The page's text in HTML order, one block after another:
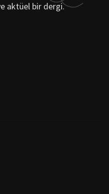
aktüel bir dergi.